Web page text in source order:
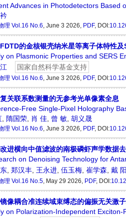
Advances in Photodetectors Based
理 Vol.16 No.6, June 3 2026, PDF, DOI:
的金核银壳纳米星等离子体特性
on Plasmonic Properties and SERS
国家自然科学基金支持
理 Vol.16 No.6, June 3 2026, PDF, DOI:
关联系数测量的无参考光单像素全息
Free Single-Pixel Holography
, 隋国荣, 肖 佳, 曾 敏, 胡义晟
理 Vol.16 No.6, June 3 2026, PDF, DOI:
进横向中值滤波的南极磷虾声学数据
on Denoising Technology for
, 郑汉丰, 王永进, 伍玉梅, 崔学森, 戴 阳
理 Vol.16 No.5, May 29 2026, PDF, DOI:
像耦合准连续域束缚态的偏振无关激
on Polarization-Independent